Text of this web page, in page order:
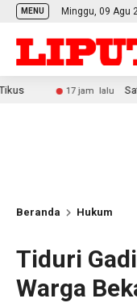
MENU Minggu, 09 Agu
17 jam lalu Satgas Yonif
Beranda Hukum
Tiduri
Warga